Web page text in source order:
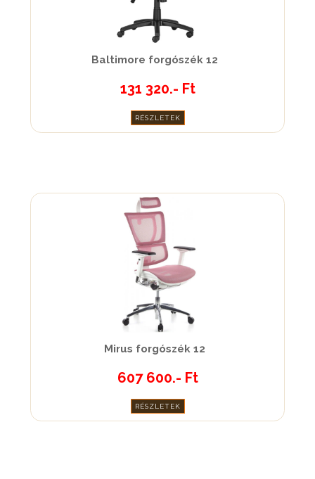
Baltimore forgószék 12
131 320.- Ft
RÉSZLETEK
Mirus forgószék 12
607 600.- Ft
RÉSZLETEK